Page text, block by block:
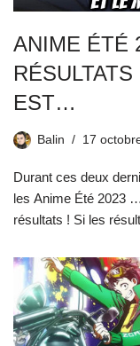
ANIME ÉTÉ
EST…
Balin 17
Durant ces deux
les Anime Été 2023
résultats ! Si les